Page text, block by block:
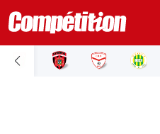
ACCUEIL